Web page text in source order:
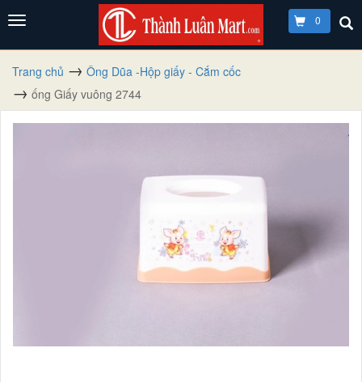
0
Trang chủ
Ông Dũa -Hộp giấy - Cắm cốc
ống Giấy vuông 2744